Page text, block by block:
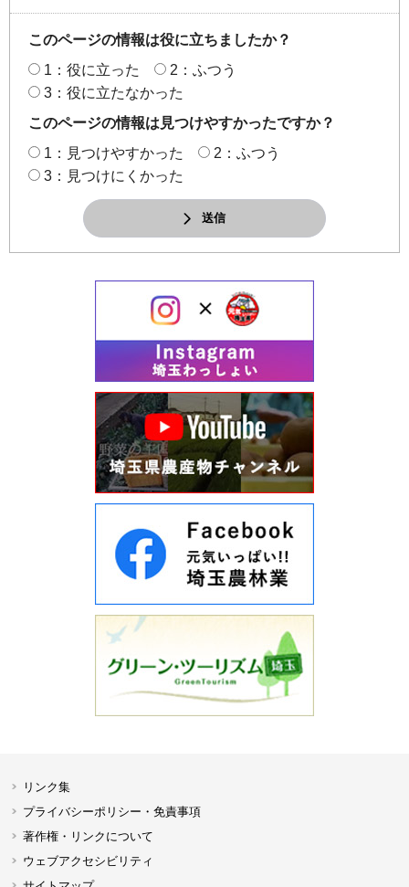
このページの情報は役に立ちましたか？
1：役に立った
2：ふつう
3：役に立たなかった
このページの情報は見つけやすかったですか？
1：見つけやすかった
2：ふつう
3：見つけにくかった
送信
リンク集
プライバシーポリシー・免責事項
著作権・リンクについて
ウェブアクセシビリティ